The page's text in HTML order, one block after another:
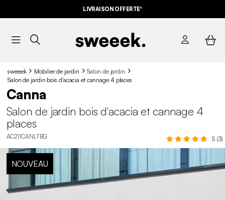
LIVRAISON OFFERTE*
sweeek Mobilier de jardin
Salon de jardin
Salon de jardin bois d'acacia et cannage 4 places
Canna
Salon de jardin bois d'acacia et cannage 4
places
AC211CANLTBG 5 (3)
NOUVEAU